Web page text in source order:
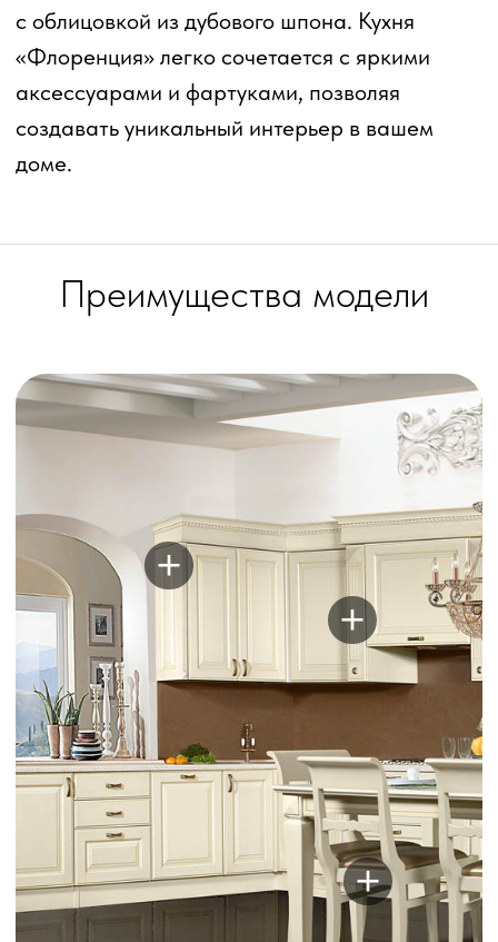
Опишите видение кухни нашему менеджеру,
и мы совместно построим 3D-визуализацию
идеальной кухни на базе этого варианта
Вы можете изменить этот
+7
Я ознакомился(лась) и принимаю
условияполитики
обработки персональных данных.
Заказать звонок
Получите бесплатный
дизайн-проект кухни